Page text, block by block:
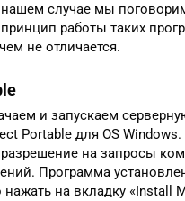
случае мы
работы таких
не отличается.
и запускаем
Portable для OS
на запросы
Программа
на вкладку «Install